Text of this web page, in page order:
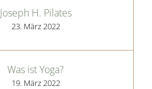
Joseph H. Pilates
23. März 2022
Was ist Yoga?
19. März 2022